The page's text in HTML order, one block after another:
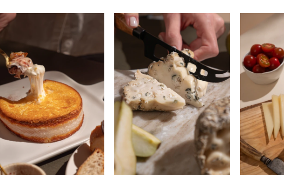
Elaborado con leche de oveja
de la más alta calidad, ofrece
un equilibrio perfecto entre su
suavidad interior y su exterior
crujiente y dorado.
Con un sabor delicadamente
salado, es ideal para quienes
disfrutan de la cocina creativa.
Sin gluten
Elaborado con leche de oveja
de la más alta calidad,
combina la riqueza de la
leche de oveja con la
intensidad de los mohos
azules, creando un equilibrio
excepcional entre lo fuerte y lo
suave, lo cremoso y lo picante.
Sin gluten.
de la más
para
quesos